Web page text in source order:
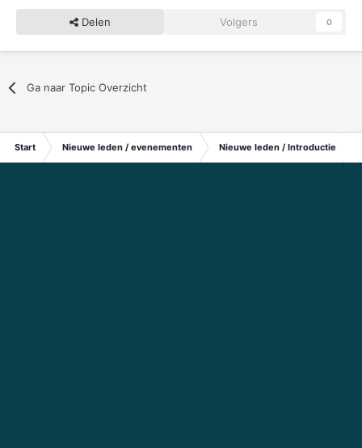
Delen Volgers 0
Ga naar Topic Overzicht
Start Nieuwe leden / evenementen Nieuwe leden / Introductie